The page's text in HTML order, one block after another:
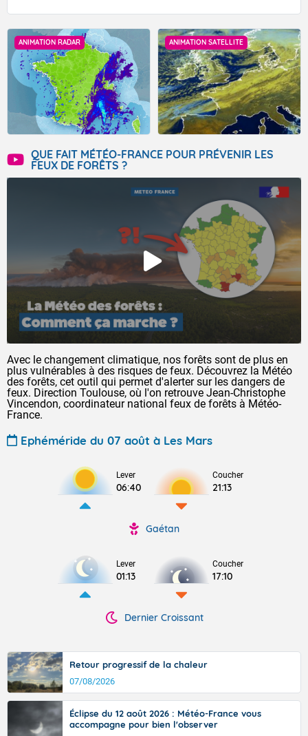
ANIMATION RADAR ANIMATION SATELLITE
QUE FAIT MÉTÉO-FRANCE POUR PRÉVENIR LES
FEUX DE FORÊTS ?
Avec le changement climatique, nos forêts sont de plus en
plus vulnérables à des risques de feux. Découvrez la Météo
des forêts, cet outil qui permet d'alerter sur les dangers de
feux. Direction Toulouse, où l'on retrouve Jean-Christophe
Vincendon, coordinateur national feux de forêts à Météo-
France.
Ephéméride du 07 août à Les Mars
Lever
06:40
Coucher
21:13
Gaétan
Lever
01:13
Coucher
17:10
Dernier Croissant
Retour progressif de la chaleur
07/08/2026
Éclipse du 12 août 2026 : Météo-France vous
accompagne pour bien l'observer